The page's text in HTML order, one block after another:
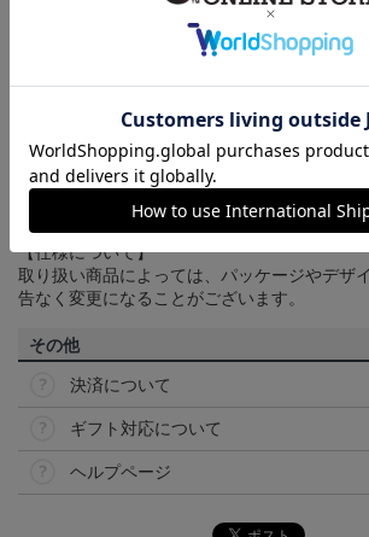
一部商品はメール便でのお届けとなる場合が
をご確認ください。
商品画像は、お使いのパソコンのモニターお
のメーカー・機種・画面設定等により、実際
て見える場合がございます。あらかじめご了
【仕様について】
取り扱い商品によっては、パッケージやデザ
告なく変更になることがございます。
その他
決済について
ギフト対応について
ヘルプページ